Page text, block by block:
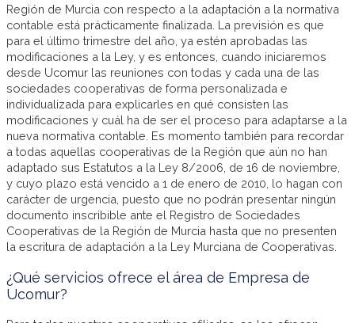
Región de Murcia con respecto a la adaptación a la normativa
contable está prácticamente finalizada. La previsión es que
para el último trimestre del año, ya estén aprobadas las
modificaciones a la Ley, y es entonces, cuando iniciaremos
desde Ucomur las reuniones con todas y cada una de las
sociedades cooperativas de forma personalizada e
individualizada para explicarles en qué consisten las
modificaciones y cuál ha de ser el proceso para adaptarse a la
nueva normativa contable. Es momento también para recordar
a todas aquellas cooperativas de la Región que aún no han
adaptado sus Estatutos a la Ley 8/2006, de 16 de noviembre,
y cuyo plazo está vencido a 1 de enero de 2010, lo hagan con
carácter de urgencia, puesto que no podrán presentar ningún
documento inscribible ante el Registro de Sociedades
Cooperativas de la Región de Murcia hasta que no presenten
la escritura de adaptación a la Ley Murciana de Cooperativas.
¿Qué servicios ofrece el área de Empresa de
Ucomur?